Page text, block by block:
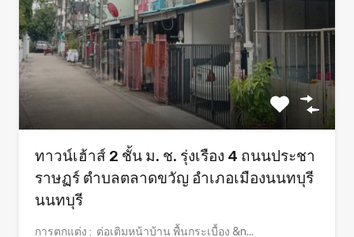
ทาวน์เฮ้าส์ 2 ชั้น ม. ช. รุ่งเรือง 4 ถนนประชา
ราษฏร์ ตำบลตลาดขวัญ อำเภอเมืองนนทบุรี
นนทบุรี
การตกแต่ง : ต่อเติมหน้าบ้าน พื้นกระเบื้อง &n...